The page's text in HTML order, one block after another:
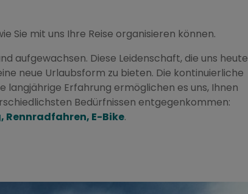
Sie mit uns Ihre Reise organisieren können.
aufgewachsen. Diese Leidenschaft, die uns heute
neue Urlaubsform zu bieten. Die kontinuierliche
langjährige Erfahrung ermöglichen es uns, Ihnen
Bedürfnissen entgegenkommen:
E-Bike.